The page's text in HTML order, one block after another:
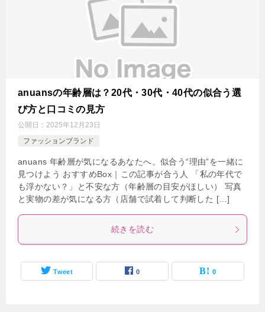
anuansの年齢層は？20代・30代・40代の似合う選
び方と口コミの見方
公開日： 2025年12月23日
ファッションブランド
anuans 年齢層が気になるあなたへ。似合う“理由”を一緒に
見つけよう おすすめBox｜この記事が合う人 「私の年代で
も浮かない？」と不安な方（年齢層の目安がほしい） 写真
と実物の差が気になる方（店舗で試着して判断した […]
続きを読む
Tweet 0 0